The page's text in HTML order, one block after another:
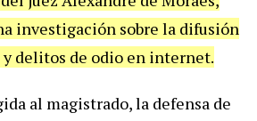
investigación sobre la difusión
y delitos de odio en internet.
al magistrado, la defensa de